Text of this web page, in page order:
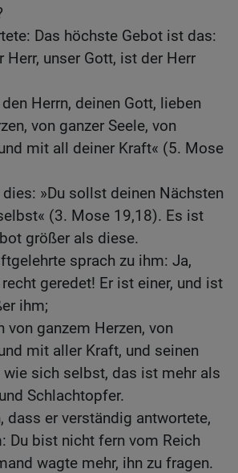
Das höchste Gebot ist das:
Herr, unser Gott, ist der Herr
Herrn, deinen Gott, lieben
von ganzer Seele, von
mit all deiner Kraft« (5. Mose
»Du sollst deinen Nächsten
(3. Mose 19,18). Es ist
größer als diese.
sprach zu ihm: Ja,
geredet! Er ist einer, und ist
ihm;
von ganzem Herzen, von
mit aller Kraft, und seinen
sich selbst, das ist mehr als
Schlachtopfer.
dass er verständig antwortete,
Du bist nicht fern vom Reich
wagte mehr, ihn zu fragen.